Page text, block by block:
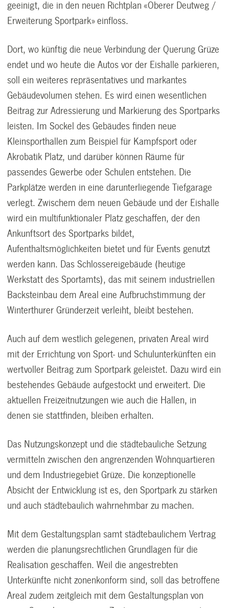
geeinigt, die in den neuen Richtplan «Oberer Deutweg /
Erweiterung Sportpark» einfloss.
Dort, wo künftig die neue Verbindung der Querung Grüze
endet und wo heute die Autos vor der Eishalle parkieren,
soll ein weiteres repräsentatives und markantes
Gebäudevolumen stehen. Es wird einen wesentlichen
Beitrag zur Adressierung und Markierung des Sportparks
leisten. Im Sockel des Gebäudes finden neue
Kleinsporthallen zum Beispiel für Kampfsport oder
Akrobatik Platz, und darüber können Räume für
passendes Gewerbe oder Schulen entstehen. Die
Parkplätze werden in eine darunterliegende Tiefgarage
verlegt. Zwischem dem neuen Gebäude und der Eishalle
wird ein multifunktionaler Platz geschaffen, der den
Ankunftsort des Sportparks bildet,
Aufenthaltsmöglichkeiten bietet und für Events genutzt
werden kann. Das Schlossereigebäude (heutige
Werkstatt des Sportamts), das mit seinem industriellen
Backsteinbau dem Areal eine Aufbruchstimmung der
Winterthurer Gründerzeit verleiht, bleibt bestehen.
Auch auf dem westlich gelegenen, privaten Areal wird
mit der Errichtung von Sport- und Schulunterkünften ein
wertvoller Beitrag zum Sportpark geleistet. Dazu wird ein
bestehendes Gebäude aufgestockt und erweitert. Die
aktuellen Freizeitnutzungen wie auch die Hallen, in
denen sie stattfinden, bleiben erhalten.
Das Nutzungskonzept und die städtebauliche Setzung
vermitteln zwischen den angrenzenden Wohnquartieren
und dem Industriegebiet Grüze. Die konzeptionelle
Absicht der Entwicklung ist es, den Sportpark zu stärken
und auch städtebaulich wahrnehmbar zu machen.
Mit dem Gestaltungsplan samt städtebaulichem Vertrag
werden die planungsrechtlichen Grundlagen für die
Realisation geschaffen. Weil die angestrebten
Unterkünfte nicht zonenkonform sind, soll das betroffene
Areal zudem zeitgleich mit dem Gestaltungsplan von